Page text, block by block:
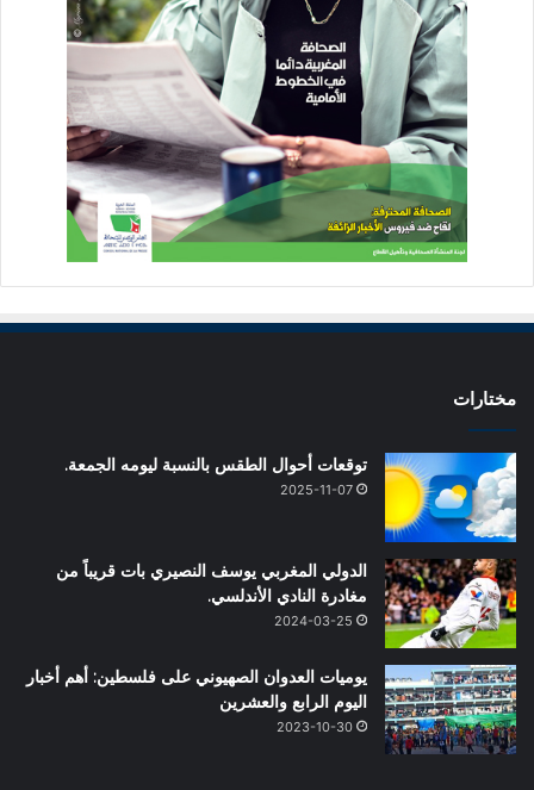
مختارات
توقعات أحوال الطقس بالنسبة ليومه الجمعة.
2025-11-07
الدولي المغربي يوسف النصيري بات قريباً من
مغادرة النادي الأندلسي.
2024-03-25
يوميات العدوان الصهيوني على فلسطين: أهم أخبار
اليوم الرابع والعشرين
2023-10-30